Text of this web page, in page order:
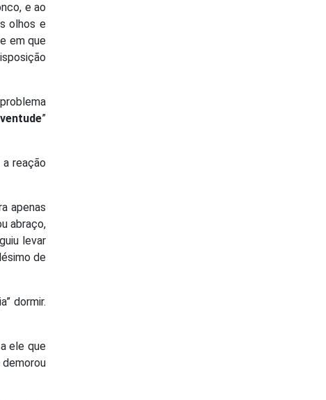
e ao
olhos e
em que
”
reação
apenas
abraço,
levar
de
dormir.
ele que